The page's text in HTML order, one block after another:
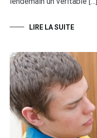
LIRE LA SUITE